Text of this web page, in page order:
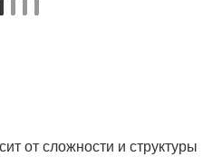
от сложности и структуры